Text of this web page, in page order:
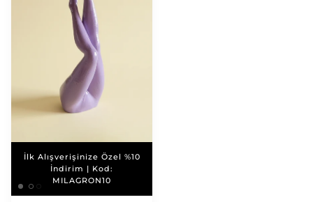
İlk Alışverişinize Özel %10
İndirim | Kod:
MILAGRON10
İlk Alışverişinize Özel %10
İndirim | Kod:
MILAGRON10